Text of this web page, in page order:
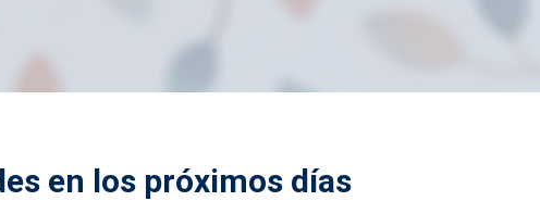
en los próximos días